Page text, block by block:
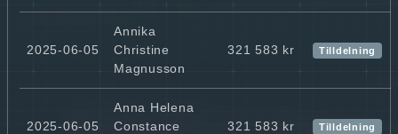
2025-06-05
Annika
Christine
Magnusson
321 583 kr Tilldelning
2025-06-05
Anna Helena
Constance
321 583 kr Tilldelning